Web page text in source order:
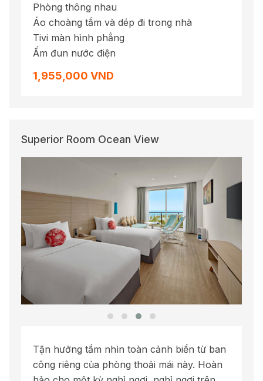
Phòng thông nhau
Áo choàng tắm và dép đi trong nhà
Tivi màn hình phẳng
Ấm đun nước điện
1,955,000 VND
Superior Room Ocean View
Tận hưởng tầm nhìn toàn cảnh biển từ ban
công riêng của phòng thoải mái này. Hoàn